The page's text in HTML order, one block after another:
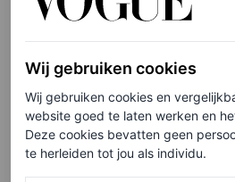
BEAUTY
Bella
grungy
Sachs uit
Prada’
Wij gebruiken cookies
Wij gebruiken cookies en
website goed te laten werken en
Deze cookies bevatten geen
te herleiden tot jou als individu.